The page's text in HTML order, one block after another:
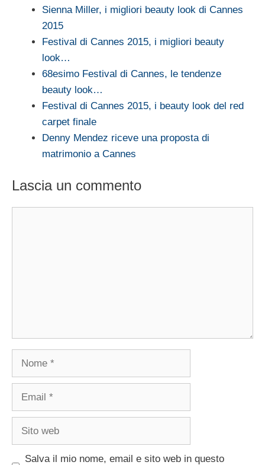
Sienna Miller, i migliori beauty look di Cannes
2015
Festival di Cannes 2015, i migliori beauty
look…
68esimo Festival di Cannes, le tendenze
beauty look…
Festival di Cannes 2015, i beauty look del red
carpet finale
Denny Mendez riceve una proposta di
matrimonio a Cannes
Lascia un commento
Salva il mio nome, email e sito web in questo